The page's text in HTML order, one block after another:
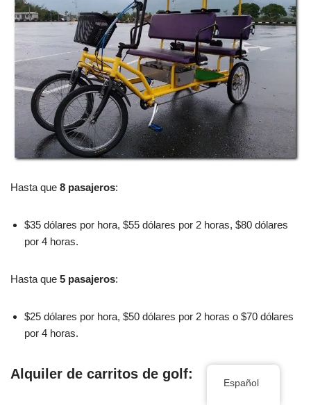
Hasta que 8 pasajeros:
$35 dólares por hora, $55 dólares por 2 horas, $80 dólares
por 4 horas.
Hasta que 5 pasajeros:
$25 dólares por hora, $50 dólares por 2 horas o $70 dólares
por 4 horas.
Alquiler de carritos de golf:
Español